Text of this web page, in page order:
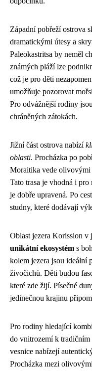
Západní pobřeží ostrova
dramatickými útesy a
Paleokastritsa by neměl
známých pláží lze
což je pro děti
umožňuje pozorovat
Pro odvážnější rodiny
chráněných zátokách.
Jižní část ostrova nabízí
oblasti. Procházka po
Moraitika vede olivovými
Tato trasa je vhodná i
je dobře upravená. Po
studny, které dodávají
Oblast jezera Korission v
unikátní ekosystém s
kolem jezera jsou ideální
živočichů. Děti budou
které zde žijí. Písečné
jedinečnou krajinu
Pro rodiny hledající
do vnitrozemí k
vesnice nabízejí
Procházka mezi